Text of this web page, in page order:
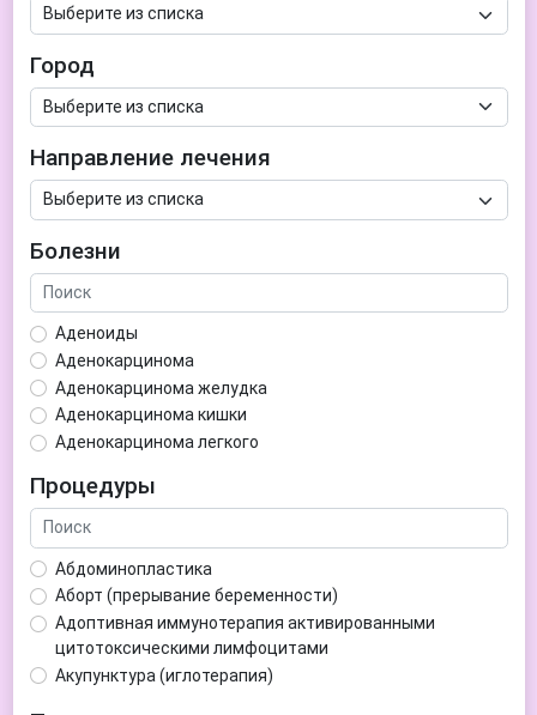
Город
Направление лечения
Болезни
Аденоиды
Аденокарцинома
Аденокарцинома желудка
Аденокарцинома кишки
Аденокарцинома легкого
Аденома гипофиза
Аденома простаты
Аденома щитовидной железы
Аденомиоз
Адентия
Азооспермия
Акне (угри)
Алкоголизм
Процедуры
Абдоминопластика
Аборт (прерывание беременности)
Адоптивная иммунотерапия активированными
цитотоксическими лимфоцитами
Акупунктура (иглотерапия)